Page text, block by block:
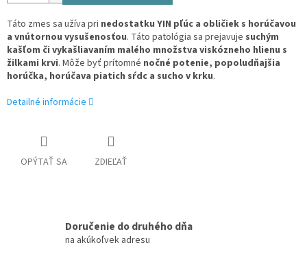
Táto zmes sa užíva pri nedostatku YIN pľúc a obličiek s horúčavou
a vnútornou vysušenosťou. Táto patológia sa prejavuje suchým
kašľom či vykašliavaním malého množstva viskózneho hlienu s
žilkami krvi. Môže byť prítomné nočné potenie, popoludňajšia
horúčka, horúčava piatich sŕdc a sucho v krku.
Detailné informácie
OPÝTAŤ SA ZDIEĽAŤ
Doručenie do druhého dňa
na akúkoľvek adresu